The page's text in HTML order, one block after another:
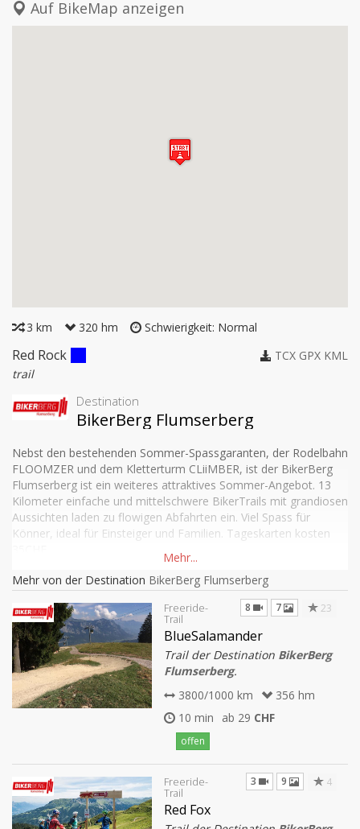
Auf BikeMap anzeigen
3 km 320 hm Schwierigkeit: Normal
Red Rock TCX GPX KML
trail
Destination
BikerBerg Flumserberg
Nebst den bestehenden Sommer-Spassgaranten, der Rodelbahn
FLOOMZER und dem Kletterturm CLiiMBER, ist der BikerBerg
Flumserberg ist ein weiteres attraktives Sommer-Angebot. 13
Kilometer einfache und mittelschwere BikerTrails mit grandiosen
Aussichten laden zu flowigen Abfahrten ein. Viel Spass für
Könner, ideal für Einsteiger und Familien. Tageskarten kosten
Mehr von der Destination BikerBerg Flumserberg
Freeride-
Trail
8 7 23
BlueSalamander
Trail der Destination BikerBerg
Flumserberg.
3800/1000 km
356 hm
10 min
ab 29 CHF
offen
Freeride-
Trail
3 9 4
Red Fox